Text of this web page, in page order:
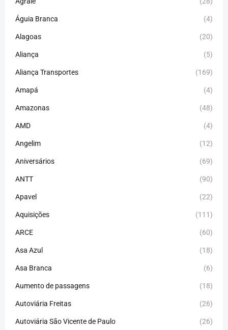
Águia Branca (4)
Alagoas (20)
Aliança (5)
Aliança Transportes (169)
Amapá (4)
Amazonas (48)
AMD (4)
Angelim (12)
Aniversários (69)
ANTT (90)
Apavel (22)
Aquisições (111)
ARCE (60)
Asa Azul (18)
Asa Branca (6)
Aumento de passagens (18)
Autoviária Freitas (26)
Autoviária São Vicente de Paulo (26)